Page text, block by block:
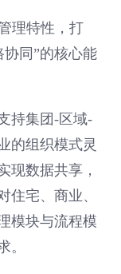
理特性，打
同”的核心能
持集团-区域-
的组织模式灵
现数据共享，
住宅、商业、
模块与流程模
。